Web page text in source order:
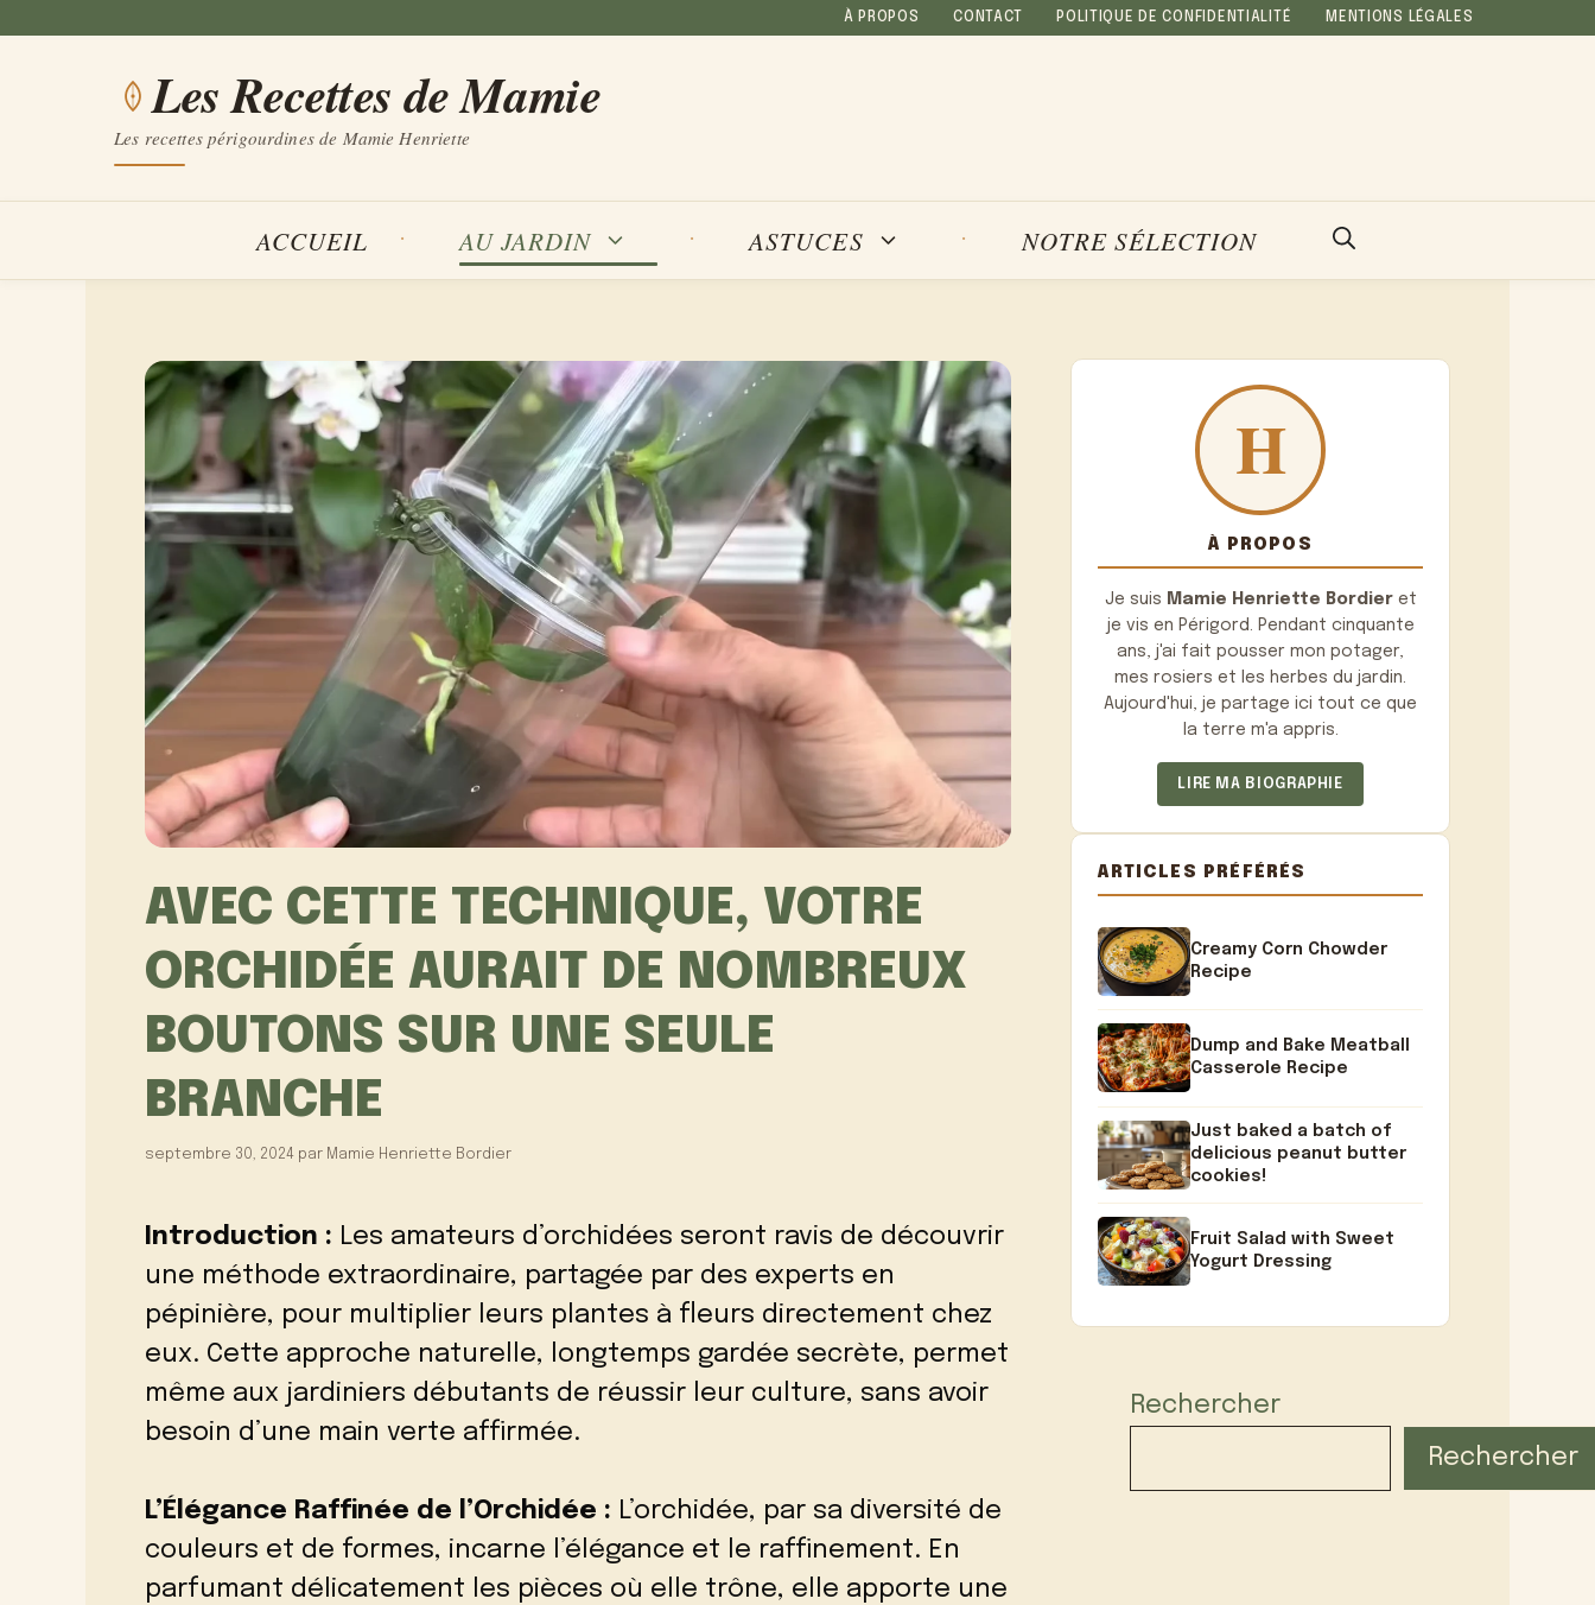
À PROPOS CONTACT POLITIQUE DE CONFIDENTIALITÉ MENTIONS LÉGALES
Les Recettes de Mamie
Les recettes périgourdines de Mamie Henriette
ACCUEIL AU JARDIN ASTUCES NOTRE SÉLECTION
AVEC CETTE TECHNIQUE, VOTRE
ORCHIDÉE AURAIT DE NOMBREUX
BOUTONS SUR UNE SEULE
BRANCHE
septembre 30, 2024 par Mamie Henriette Bordier
Introduction : Les amateurs d’orchidées seront ravis de découvrir
une méthode extraordinaire, partagée par des experts en
pépinière, pour multiplier leurs plantes à fleurs directement chez
eux. Cette approche naturelle, longtemps gardée secrète, permet
même aux jardiniers débutants de réussir leur culture, sans avoir
besoin d’une main verte affirmée.
L’Élégance Raffinée de l’Orchidée : L’orchidée, par sa diversité de
couleurs et de formes, incarne l’élégance et le raffinement. En
parfumant délicatement les pièces où elle trône, elle apporte une
À PROPOS
Je suis Mamie Henriette Bordieret
je vis en Périgord. Pendant cinquante
ans, j'ai fait pousser mon potager,
mes rosiers et les herbes du jardin.
Aujourd'hui, je partage ici tout ce que
la terre m'a appris.
LIRE MA BIOGRAPHIE
ARTICLES PRÉFÉRÉS
Creamy Corn Chowder
Recipe
Dump and Bake Meatball
Casserole Recipe
Just baked a batch of
delicious peanut butter
cookies!
Fruit Salad with Sweet
Yogurt Dressing
Rechercher
Rechercher